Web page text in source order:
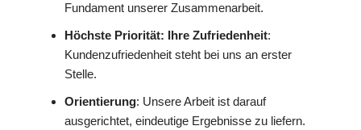
Fundament unserer Zusammenarbeit.
Höchste Priorität: Ihre Zufriedenheit:
Kundenzufriedenheit steht bei uns an erster
Stelle.
Orientierung: Unsere Arbeit ist darauf
ausgerichtet, eindeutige Ergebnisse zu liefern.